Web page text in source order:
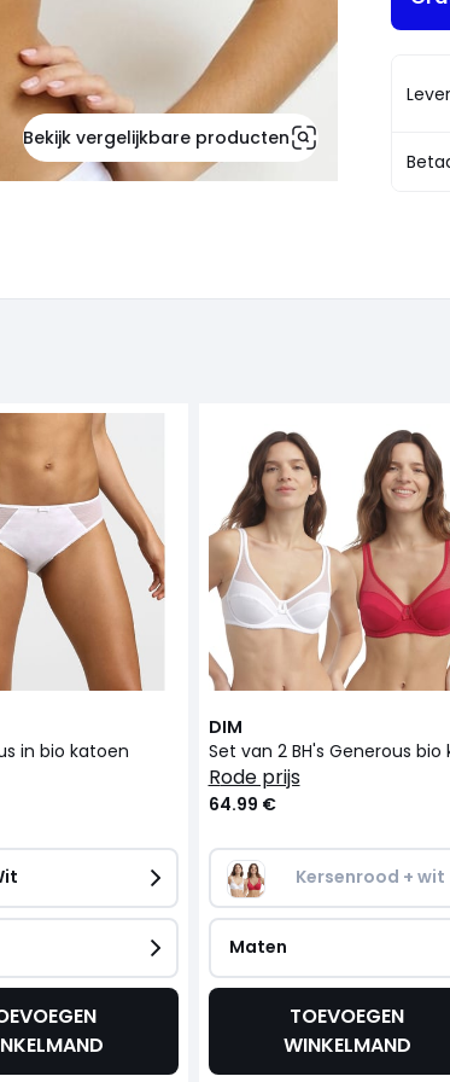
Bekijk vergelijkbare producten
in bio katoen
DIM
rode prijs
64.99 €
Kersenrood + wit
Maten
TOEVOEGEN
WINKELMAND